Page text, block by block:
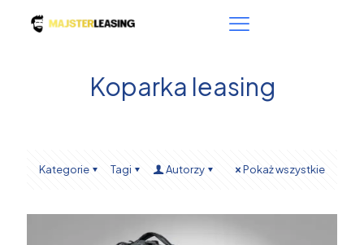
Koparka leasing
Kategorie Tagi Autorzy Pokaż wszystkie